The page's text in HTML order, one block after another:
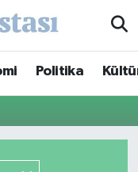
Politika